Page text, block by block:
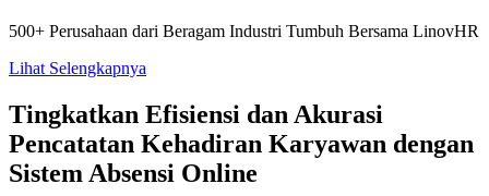
500+ Perusahaan dari Beragam Industri Tumbuh Bersama LinovHR
Lihat Selengkapnya
Tingkatkan Efisiensi dan Akurasi
Pencatatan Kehadiran Karyawan dengan
Sistem Absensi Online